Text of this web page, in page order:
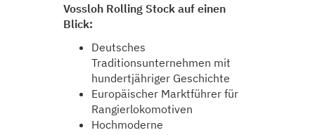
Vossloh Rolling Stock auf einen
Blick:
Deutsches
Traditionsunternehmen mit
hundertjähriger Geschichte
Europäischer Marktführer für
Rangierlokomotiven
Hochmoderne